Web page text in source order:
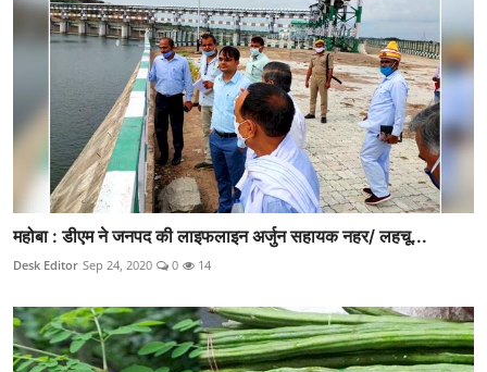
महोबा : डीएम ने जनपद की लाइफलाइन अर्जुन सहायक नहर/ लहचू...
Desk Editor Sep 24, 2020 0 14